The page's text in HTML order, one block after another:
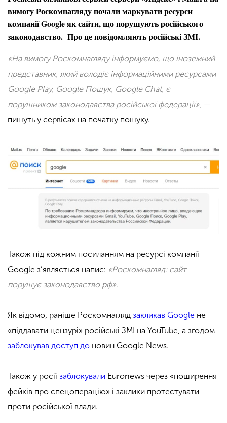
вимогу Роскомнагляду почали маркувати ресурси
компанії Google як сайти, що порушують російського
законодавство. Про це повідомляють російські ЗМІ.
«На вимогу Роскомнагляду інформуємо, що іноземний
представник, який володіє інформаційними ресурсами
Google Play, Google Пошук, Google Chat, є
порушником законодавства російської федерації», —
пишуть у сервісах на початку пошуку.
Також під кожним посиланням на ресурсі компанії
Google з’являється напис: «Роскомнагляд: сайт
порушує законодавство рф».
Як відомо, раніше Роскомнагляд закликав Google не
«піддавати цензурі» російські ЗМІ на YouTube, а згодом
заблокував доступ до новин Google News.
Також у росії заблокували Euronews через «поширення
фейків про спецоперацію» і заклики протестувати
проти російської влади.